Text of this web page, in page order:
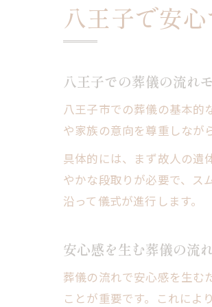
八王子で安
八王子での葬儀の流れ
八王子市での葬儀の基本的
や家族の意向を尊重しなが
具体的には、まず故人の遺
やかな段取りが必要で、ス
沿って儀式が進行します。
安心感を生む葬儀の流
葬儀の流れで安心感を生む
ことが重要です。これによ